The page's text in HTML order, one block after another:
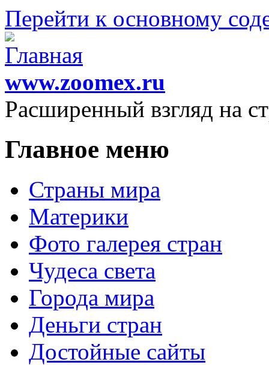
Перейти к основному
www.zoomex.ru
Расширенный взгляд на
Главное меню
Страны мира
Материки
Фото галерея стран
Чудеса света
Города мира
Деньги стран
Достойные сайты